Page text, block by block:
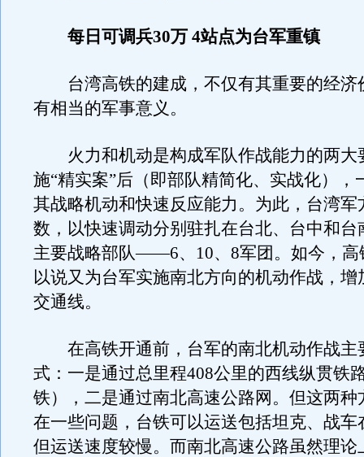
每日可调兵30万 4站点为台军重镇
台湾高铁的建成，不仅有其重要的经济
有相当的军事意义。
火力和机动是构成军队作战能力的两大
施“精实案”后（即部队精简化、实战化），
其战略机动和快速反应能力。为此，台湾军
数，以快速调动分别驻扎在台北、台中和台
主要战略部队——6、10、8军团。如今，高
以说又为台军实施南北方向的机动作战，增
交通线。
在高铁开通前，台军的南北机动作战主
式：一是通过总里程408公里的西线纵贯铁
铁），二是通过南北高速公路网。但这两种
在一些问题，台铁可以运送包括坦克、战车
但运送速度较慢。而南北高速公路虽然理论